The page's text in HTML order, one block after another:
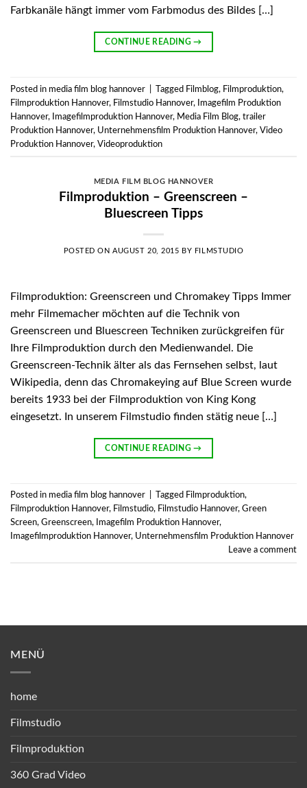
Farbkanäle hängt immer vom Farbmodus des Bildes […]
CONTINUE READING→
Posted in media film blog hannover Tagged Filmblog, Filmproduktion,
Filmproduktion Hannover, Filmstudio Hannover,
Imagefilm Produktion
Hannover, Imagefilmproduktion Hannover, Media Film Blog, trailer
Produktion Hannover, Unternehmensfilm Produktion Hannover, Video
Produktion Hannover, Videoproduktion
MEDIA FILM BLOG HANNOVER
Filmproduktion – Greenscreen –
Bluescreen Tipps
POSTED ONAUGUST 20, 2015 BY FILMSTUDIO
Filmproduktion: Greenscreen und Chromakey Tipps Immer
mehr Filmemacher möchten auf die Technik von
Greenscreen und Bluescreen Techniken zurückgreifen für
Ihre Filmproduktion durch den Medienwandel. Die
Greenscreen-Technik älter als das Fernsehen selbst, laut
Wikipedia, denn das Chromakeying auf Blue Screen wurde
bereits 1933 bei der Filmproduktion von King Kong
eingesetzt. In unserem Filmstudio finden stätig neue […]
CONTINUE READING→
Posted in media film blog hannover Tagged Filmproduktion,
Filmproduktion Hannover, Filmstudio, Filmstudio Hannover, Green
Screen, Greenscreen, Imagefilm Produktion Hannover,
Imagefilmproduktion Hannover, Unternehmensfilm Produktion Hannover
Leave a comment
MENÜ
home
Filmstudio
Filmproduktion
360 Grad Video